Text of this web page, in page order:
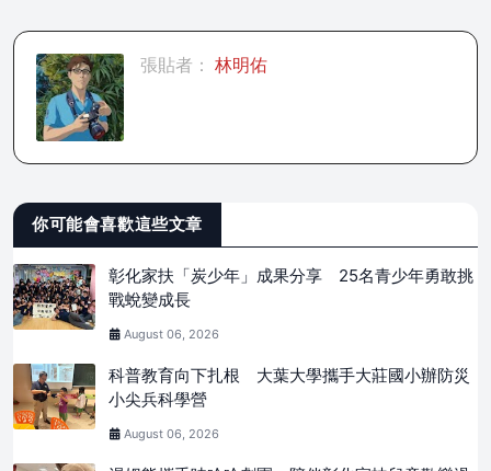
張貼者： 林明佑
你可能會喜歡這些文章
彰化家扶「炭少年」成果分享 25名青少年勇敢挑
戰蛻變成長
August 06, 2026
科普教育向下扎根 大葉大學攜手大莊國小辦防災
小尖兵科學營
August 06, 2026